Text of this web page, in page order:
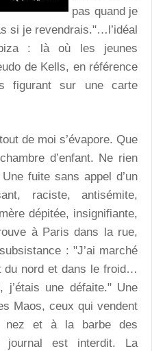
pas quand je
si je revendrais."…l’idéal
: là où les jeunes
de Kells, en référence
figurant sur une carte
de moi s’évapore. Que
d’enfant. Ne rien
fuite sans appel d’un
raciste, antisémite,
dépitée, insignifiante,
à Paris dans la rue,
: "J’ai marché
du nord et dans le froid…
j’étais une défaite." Une
Maos, ceux qui vendent
nez et à la barbe des
journal est interdit. La